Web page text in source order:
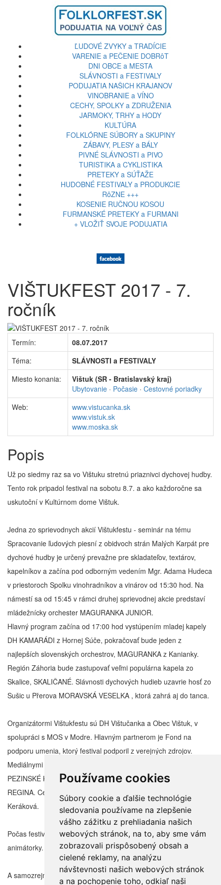
Používame cookies
Súbory cookie a ďalšie technológie
sledovania používame na zlepšenie
vášho zážitku z prehliadania našich
webových stránok, na to, aby sme vám
zobrazovali prispôsobený obsah a
cielené reklamy, na analýzu
návštevnosti našich webových stránok
a na pochopenie toho, odkiaľ naši
ĽUDOVÉ ZVYKY a TRADÍCIE
VARENIE a PEČENIE DOBRôT
DNI OBCE a MESTA
SLÁVNOSTI a FESTIVALY
PODUJATIA NAŠICH KRAJANOV
VINOBRANIE a VÍNO
CECHY, SPOLKY a ZDRUŽENIA
JARMOKY, TRHY a HODY
KULTÚRA
FOLKLÓRNE SÚBORY a SKUPINY
ZÁBAVY, PLESY a BÁLY
PIVNÉ SLÁVNOSTI a PIVO
TURISTIKA a CYKLISTIKA
PRETEKY a SÚŤAŽE
HUDOBNÉ FESTIVALY a PRODUKCIE
RôZNE +++
KOSENIE RUČNOU KOSOU
FURMANSKÉ PRETEKY a FURMANI
+ VLOŽIŤ SVOJE PODUJATIA
VIŠTUKFEST 2017 - 7.
ročník
Termín:
08.07.2017
Téma:
SLÁVNOSTI a FESTIVALY
Miesto konania:
Vištuk (SR - Bratislavský kraj)
Ubytovanie · Počasie · Cestovné poriadky
Web:
www.vistucanka.sk
www.vistuk.sk
www.moska.sk
Popis
Už po siedmy raz sa vo Vištuku stretnú priaznivci dychovej hudby.
Tento rok pripadol festival na sobotu 8.7. a ako každoročne sa
uskutoční v Kultúrnom dome Vištuk.
Jedna zo sprievodnych akcií Vištukfestu - seminár na tému
Spracovanie ľudových piesní z obidvoch strán Malých Karpát pre
dychové hudby je určený prevažne pre skladateľov, textárov,
kapelníkov a začína pod odborným vedením Mgr. Adama Hudeca
v priestoroch Spolku vinohradníkov a vinárov od 15:30 hod. Na
námestí sa od 15:45 v rámci druhej sprievodnej akcie predstaví
mládežnícky orchester MAGURANKA JUNIOR.
Hlavný program začína od 17:00 hod vystúpením mladej kapely
DH KAMARÁDI z Hornej Súče, pokračovať bude jeden z
najlepších slovenských orchestrov, MAGURANKA z Kanianky.
Región Záhoria bude zastupovať veľmi populárna kapela zo
Skalice, SKALIČANÉ. Slávnosti dychových hudieb uzavrie hosť zo
Sušic u Přerova MORAVSKÁ VESELKA , ktorá zahrá aj do tanca.
Organizátormi Vištukfestu sú DH Vištučanka a Obec Vištuk, v
spolupráci s MOS v Modre. Hlavným partnerom je Fond na
podporu umenia, ktorý festival podporil z verejných zdrojov.
Mediálnymi partnermi sú regionálne noviny PEZINSKO,
PEZINSKÉ KULTÚRNE CENTRUM, NAŠE MUZIKA a RÁDIO
REGINA. Celým programom Vás bude sprevádzať Miroslava
Keráková.
Počas festivalu sme nezabudli ani na deti, o ktoré sa postarajú
animátorky.
A samozrejme je zabezpečené aj občerstvenie.